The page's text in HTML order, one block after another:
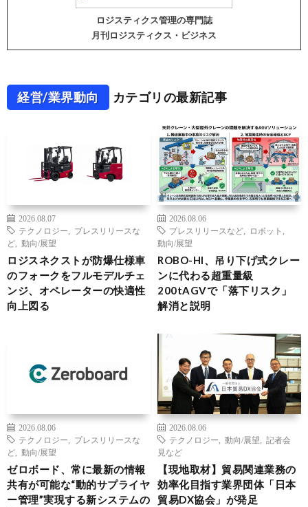
ロジスティクス管理の専門誌
月刊ロジスティクス・ビジネス
経営/業界動向 カテゴリの最新記事
2026.08.07
テクノロジー
プレスリリースな
ど
動向/展望
ロジスネクストが防爆仕様車
のフォークをフルモデルチェ
ンジ、オペレーターの快適性
向上図る
2026.08.06
プレスリリースなど
ロボット
動向/展望
ROBO-HI、吊り下げ式クレー
ンに代わる超重量級
200tAGVで「落下リスク」
解消と説明
2026.08.06
テクノロジー
プレスリリースな
ど
動向/展望
ゼロボード、常に最新の情報
共有が可能な“動的サプライヤ
ー管理”実現する新システムの
2026.08.06
テクノロジー
動向/展望
記者会
見など
【現地取材】貿易関連業務の
効率化目指す業界団体「日本
貿易DX協会」が発足